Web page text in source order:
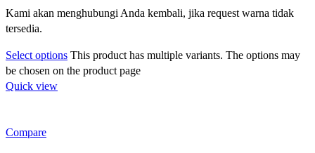
Kami akan menghubungi Anda kembali, jika request warna tidak
tersedia.
Select options This product has multiple variants. The options may
be chosen on the product page
Quick view
Compare